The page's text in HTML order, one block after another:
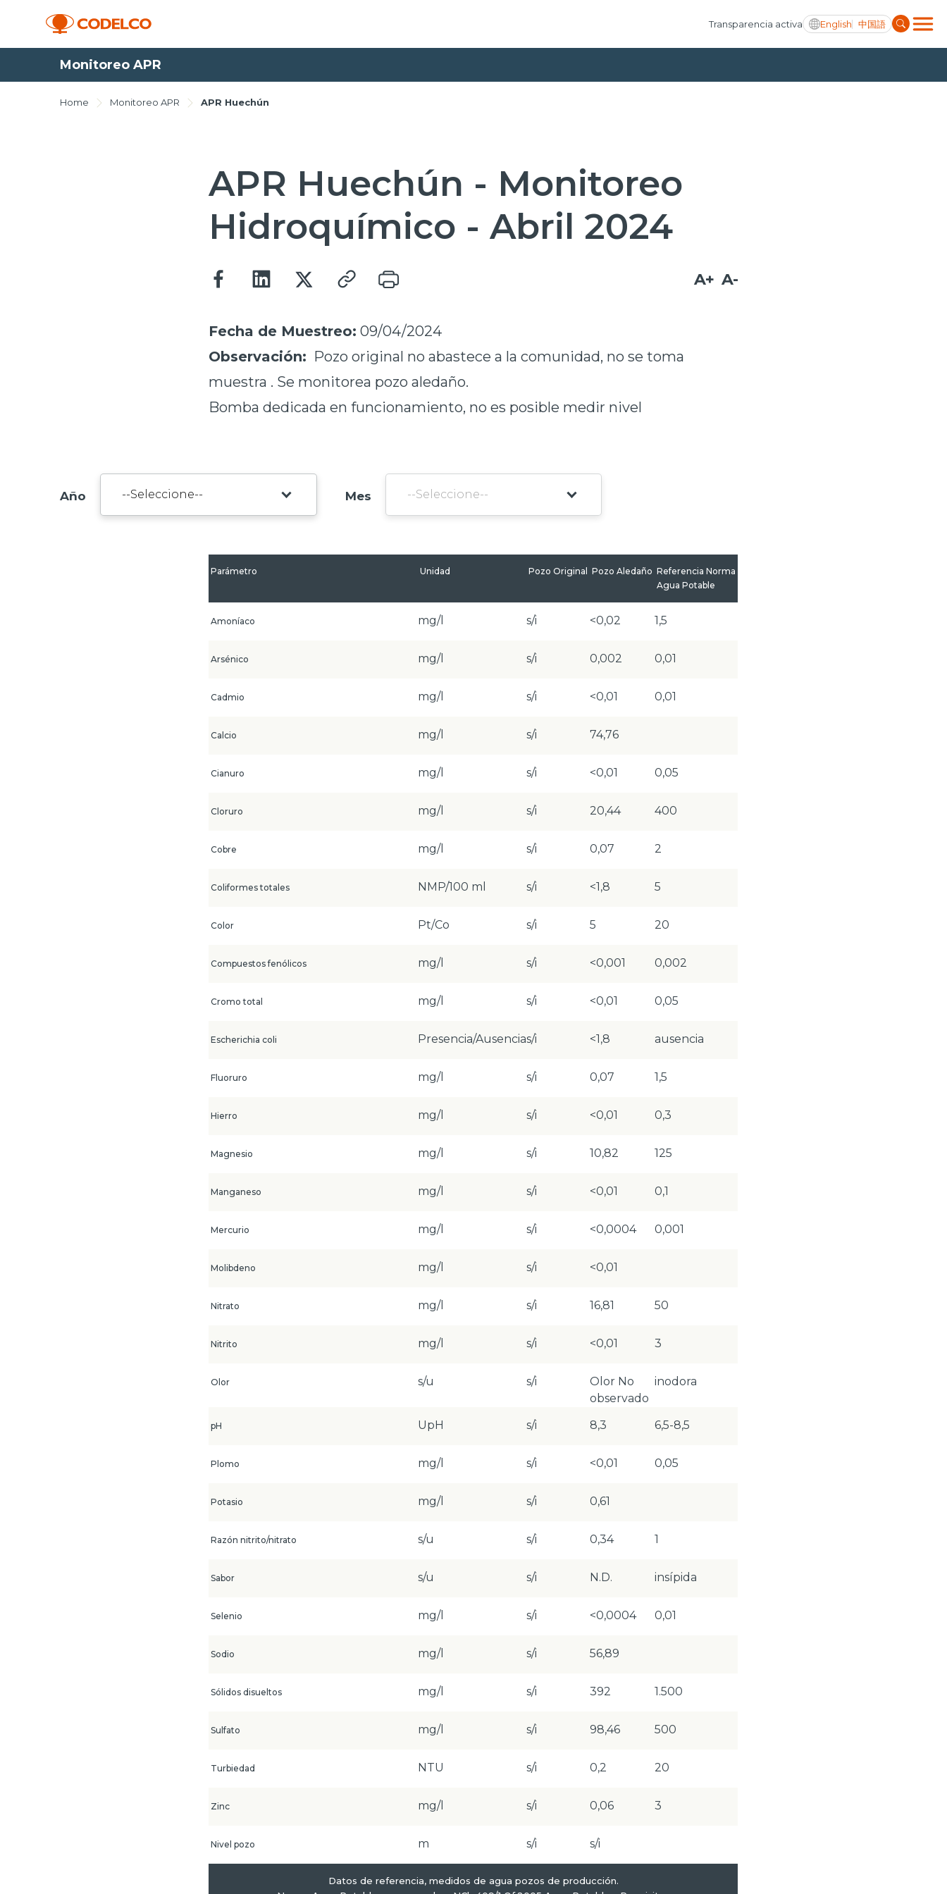
Transparencia activa English 中国語
Monitoreo APR
Home Monitoreo APR APR Huechún
APR Huechún - Monitoreo
Hidroquímico - Abril 2024
A+ A-
Fecha de Muestreo: 09/04/2024
Observación: Pozo original no abastece a la comunidad, no se toma
muestra . Se monitorea pozo aledaño.
Bomba dedicada en funcionamiento, no es posible medir nivel
Año Mes
Parámetro Unidad Pozo Original Pozo Aledaño Referencia Norma
Agua Potable
Amoníaco mg/l s/i <0,02 1,5
Arsénico mg/l s/i 0,002 0,01
Cadmio mg/l s/i <0,01 0,01
Calcio mg/l s/i 74,76
Cianuro mg/l s/i <0,01 0,05
Cloruro mg/l s/i 20,44 400
Cobre mg/l s/i 0,07 2
Coliformes totales NMP/100 ml s/i <1,8 5
Color Pt/Co s/i 5 20
Compuestos fenólicos mg/l s/i <0,001 0,002
Cromo total mg/l s/i <0,01 0,05
Escherichia coli Presencia/Ausencias/i <1,8 ausencia
Fluoruro mg/l s/i 0,07 1,5
Hierro mg/l s/i <0,01 0,3
Magnesio mg/l s/i 10,82 125
Manganeso mg/l s/i <0,01 0,1
Mercurio mg/l s/i <0,0004 0,001
Molibdeno mg/l s/i <0,01
Nitrato mg/l s/i 16,81 50
Nitrito mg/l s/i <0,01 3
Olor s/u s/i
Olor No
observado
inodora
pH UpH s/i 8,3 6,5-8,5
Plomo mg/l s/i <0,01 0,05
Potasio mg/l s/i 0,61
Razón nitrito/nitrato s/u s/i 0,34 1
Sabor s/u s/i N.D. insípida
Selenio mg/l s/i <0,0004 0,01
Sodio mg/l s/i 56,89
Sólidos disueltos mg/l s/i 392 1.500
Sulfato mg/l s/i 98,46 500
Turbiedad NTU s/i 0,2 20
Zinc mg/l s/i 0,06 3
Nivel pozo m s/i s/i
Datos de referencia, medidos de agua pozos de producción.